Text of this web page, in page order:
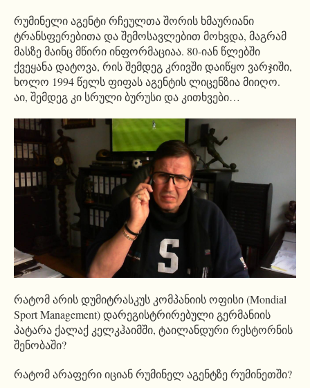
რუმინელი აგენტი რჩეულთა შორის ხმაურიანი
ტრანსფერებითა და შემოსავლებით მოხვდა, მაგრამ
მასზე მაინც მწირი ინფორმაციაა. 80-იან წლებში
ქვეყანა დატოვა, რის შემდეგ კრივში დაიწყო ვარჯიში,
ხოლო 1994 წელს ფიფას აგენტის ლიცენზია მიიღო.
აი, შემდეგ კი სრული ბურუსი და კითხვები…
რატომ არის დუმიტრასკუს კომპანიის ოფისი (Mondial
Sport Management) დარეგისტრირებული გერმანიის
პატარა ქალაქ კელკჰაიმში, ტაილანდური რესტორნის
შენობაში?
რატომ არაფერი იციან რუმინელ აგენტზე რუმინეთში?